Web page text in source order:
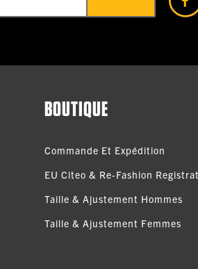
BOUTIQUE
Commande Et Expédition
EU Citeo & Re-Fashion
Taille & Ajustement Hommes
Taille & Ajustement Femmes